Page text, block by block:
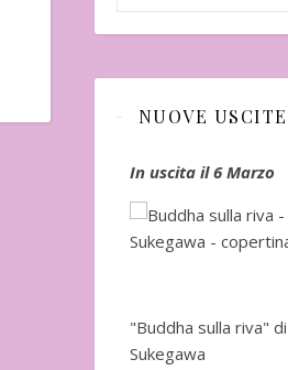
NUOVE
In uscita il 6 Marzo
"Buddha sulla riva"
Sukegawa